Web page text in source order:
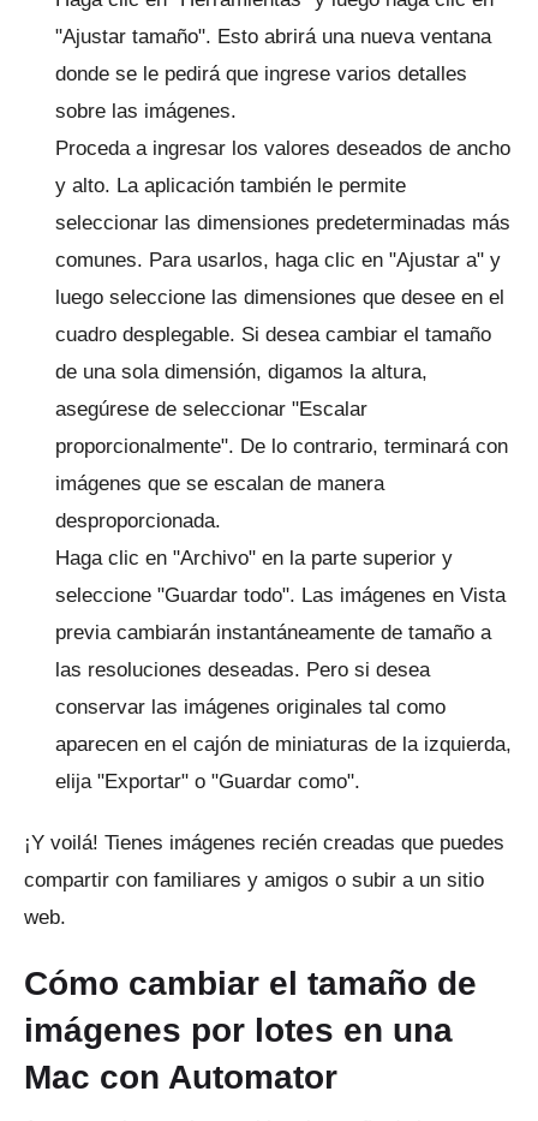
"Ajustar tamaño". Esto abrirá una nueva ventana
donde se le pedirá que ingrese varios detalles
sobre las imágenes.
Proceda a ingresar los valores deseados de ancho
y alto. La aplicación también le permite
seleccionar las dimensiones predeterminadas más
comunes. Para usarlos, haga clic en "Ajustar a" y
luego seleccione las dimensiones que desee en el
cuadro desplegable. Si desea cambiar el tamaño
de una sola dimensión, digamos la altura,
asegúrese de seleccionar "Escalar
proporcionalmente". De lo contrario, terminará con
imágenes que se escalan de manera
desproporcionada.
Haga clic en "Archivo" en la parte superior y
seleccione "Guardar todo". Las imágenes en Vista
previa cambiarán instantáneamente de tamaño a
las resoluciones deseadas. Pero si desea
conservar las imágenes originales tal como
aparecen en el cajón de miniaturas de la izquierda,
elija "Exportar" o "Guardar como".
¡Y voilá! Tienes imágenes recién creadas que puedes
compartir con familiares y amigos o subir a un sitio
web.
Cómo cambiar el tamaño de
imágenes por lotes en una
Mac con Automator